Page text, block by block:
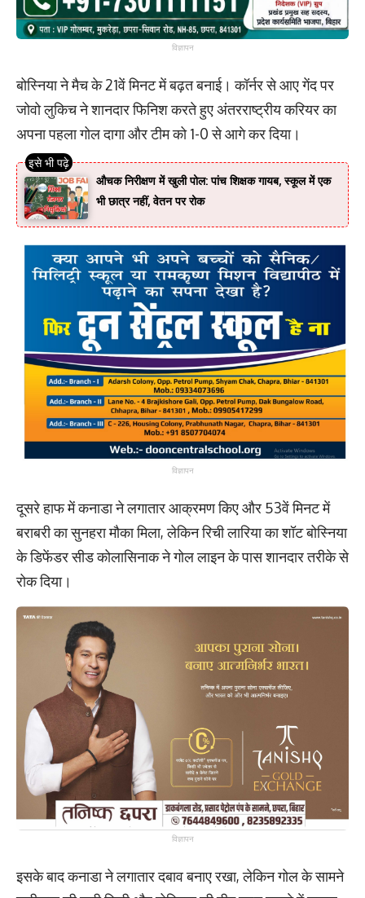
विज्ञापन
बोस्निया ने मैच के 21वें मिनट में बढ़त बनाई। कॉर्नर से आए गेंद पर
जोवो लुकिच ने शानदार फिनिश करते हुए अंतरराष्ट्रीय करियर का
अपना पहला गोल दागा और टीम को 1-0 से आगे कर दिया।
औचक निरीक्षण में खुली पोल: पांच शिक्षक गायब, स्कूल में एक
भी छात्र नहीं, वेतन पर रोक
विज्ञापन
दूसरे हाफ में कनाडा ने लगातार आक्रमण किए और 53वें मिनट में
बराबरी का सुनहरा मौका मिला, लेकिन रिची लारिया का शॉट बोस्निया
के डिफेंडर सीड कोलासिनाक ने गोल लाइन के पास शानदार तरीके से
रोक दिया।
विज्ञापन
इसके बाद कनाडा ने लगातार दबाव बनाए रखा, लेकिन गोल के सामने